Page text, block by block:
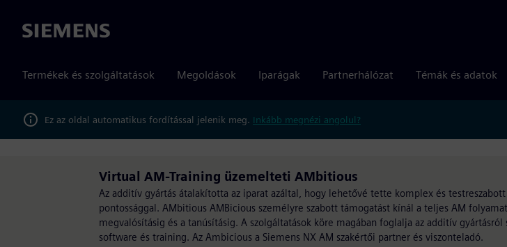
Siemens
Termékek és szolgáltatások Megoldások Iparágak Partnerhálózat Témák és adatok
Ez az oldal automatikus fordítással jelenik meg. Inkább megnézi angolul?
Virtual AM-Training üzemelteti AMbitious
Az additív gyártás átalakította az iparat azáltal, hogy lehetővé tette komplex és
pontossággal. AMbitious AMBicious személyre szabott támogatást kínál a teljes AM
megvalósításig és a tanúsításig. A szolgáltatások köre magában foglalja az additív
software és training. Az Ambicious a Siemens NX AM szakértői partner és viszonteladó.